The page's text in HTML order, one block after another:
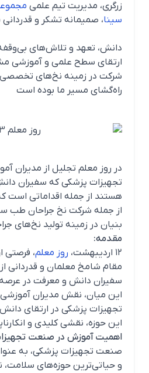
زرگری، مدیریت تیم علمیمجموعه
سینا، صمیمانه تشکر و قدردانی
دانش، تعهد و تلاش‌های بی‌وقفه
ارتقای سطح علمی و آموزشی
شرکت در زمینه نخ‌های تخصصی
راه‌گشای مسیر ما بوده است
در روز معلم تجلیل از مدیران
تجهیزات پزشکی که سفیران دانش
هستند از جمله اقداماتی است
از جمله شرکت نخ جراحان طب
بنیان در زمینه تولید نخ‌های
مقدمه:
روز معلم، فرصتی
مقام شامخ معلمان و قدردانی از
سفیران دانش و معرفت در
این میان، نقش مدیران آموزشی
تجهیزات پزشکی در ارتقای دانش
این حوزه، نقشی کلیدی و
اهمیت آموزش در صنعت تجهیزات
صنعت تجهیزات پزشکی، به
و حیاتی‌ترین حوزه‌های سلامت،